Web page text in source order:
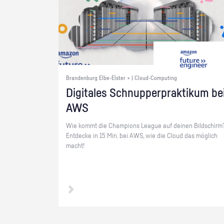
Brandenburg Elbe-Elster + | Cloud-Computing
Di­gi­ta­les Schnup­per­prak­ti­kum
AWS
Wie kommt die Cham­pi­ons Le­ague auf dei­nen
Ent­de­cke in 15 Min. bei AWS, wie die Cloud das mög­lich
macht!